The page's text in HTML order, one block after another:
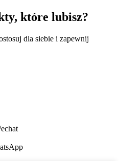
które lubisz?
dla siebie i zapewnij